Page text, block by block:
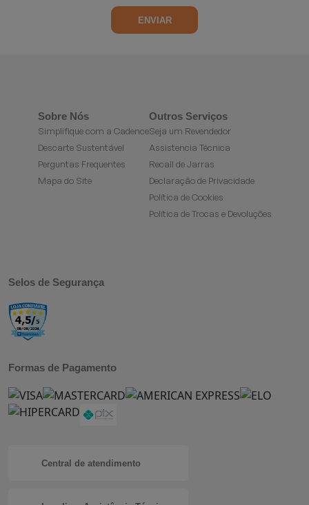
Sobre Nós
Simplifique com a Cadence
Descarte Sustentável
Perguntas Frequentes
Mapa do Site
Outros Serviços
Seja um Revendedor
Assistencia Técnica
Recall de Jarras
Declaração de Privacidade
Política de Cookies
Política de Trocas e Devoluções
Selos de Segurança
Formas de Pagamento
Central de atendimento